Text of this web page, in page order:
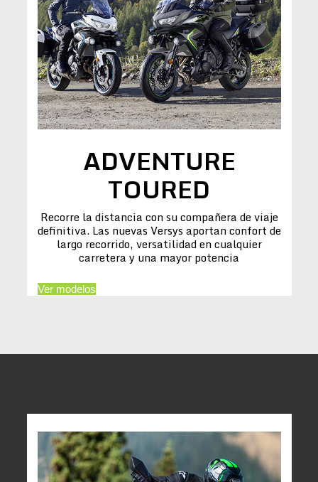
ADVENTURE
TOURED
Recorre la distancia con su compañera de viaje
definitiva. Las nuevas Versys aportan confort de
largo recorrido, versatilidad en cualquier
carretera y una mayor potencia
Ver modelos